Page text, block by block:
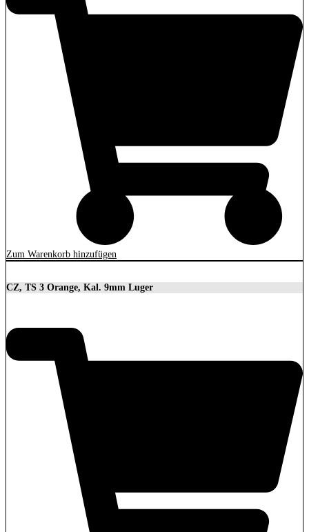
Zum Warenkorb hinzufügen
CZ, TS 3 Orange, Kal. 9mm Luger